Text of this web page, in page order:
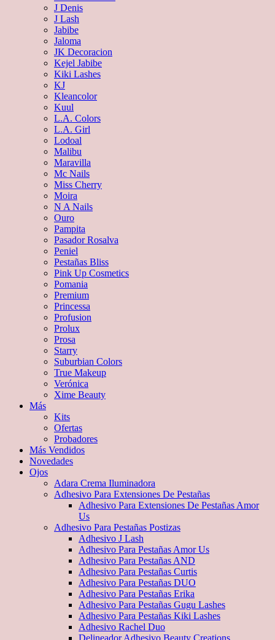
J Denis
J Lash
Jabibe
Jaloma
JK Decoracion
Kejel Jabibe
Kiki Lashes
KJ
Kleancolor
Kuul
L.A. Colors
L.A. Girl
Lodoal
Malibu
Maravilla
Mc Nails
Miss Cherry
Moira
N A Nails
Ouro
Pampita
Pasador Rosalva
Peniel
Pestañas Bliss
Pink Up Cosmetics
Pomania
Premium
Princessa
Profusion
Prolux
Prosa
Starry
Suburbian Colors
True Makeup
Verónica
Xime Beauty
Más
Kits
Ofertas
Probadores
Más Vendidos
Novedades
Ojos
Adara Crema Iluminadora
Adhesivo Para Extensiones De Pestañas
Adhesivo Para Extensiones De Pestañas Amor
Us
Adhesivo Para Pestañas Postizas
Adhesivo J Lash
Adhesivo Para Pestañas Amor Us
Adhesivo Para Pestañas AND
Adhesivo Para Pestañas Curtis
Adhesivo Para Pestañas DUO
Adhesivo Para Pestañas Erika
Adhesivo Para Pestañas Gugu Lashes
Adhesivo Para Pestañas Kiki Lashes
Adhesivo Rachel Duo
Delineador Adhesivo Beauty Creations